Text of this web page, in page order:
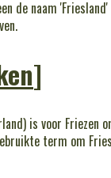
de naam
]
) is voor Friezen
term om